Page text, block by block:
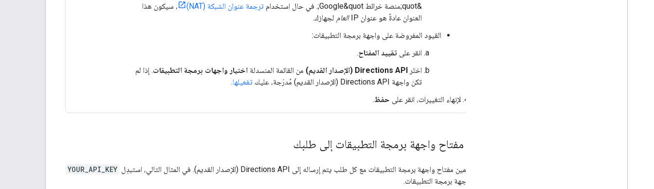
&quot;منصة خرائط Google&quot;. في حال استخدام
ترجمة عنوان الشبكة (NAT)
، سيكون هذا
العنوان عادةً هو عنوان IP
العام لجهازك.
القيود المفروضة على واجهة برمجة التطبيقات:
انقر على تقييد المفتاح.
اختَر Directions API (الإصدار القديم) من القائمة المنسدلة اختيار واجهات برمجة التطبيقات. إذا لم
تكن واجهة Directions API (الإصدار القديم) مُدرَجة، عليك
تفعيلها.
لإنهاء التغييرات، انقر على حفظ.
إضافة مفتاح واجهة برمجة التطبيقات إلى طلبك
يجب تضمين مفتاح واجهة برمجة التطبيقات مع كل طلب يتم إرساله إلى Directions API (الإصدار القديم). في المثال التالي، استبدِل
YOUR_API_KEY
بمفتاح واجهة برمجة التطبيقات.